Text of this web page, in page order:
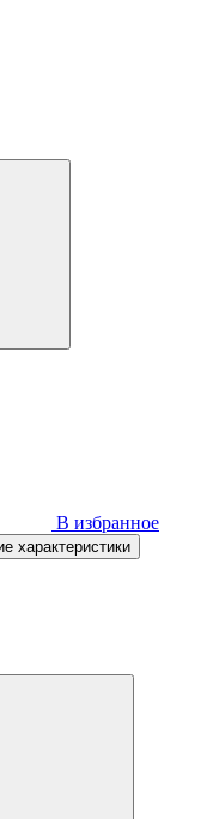
В избранное
характеристики